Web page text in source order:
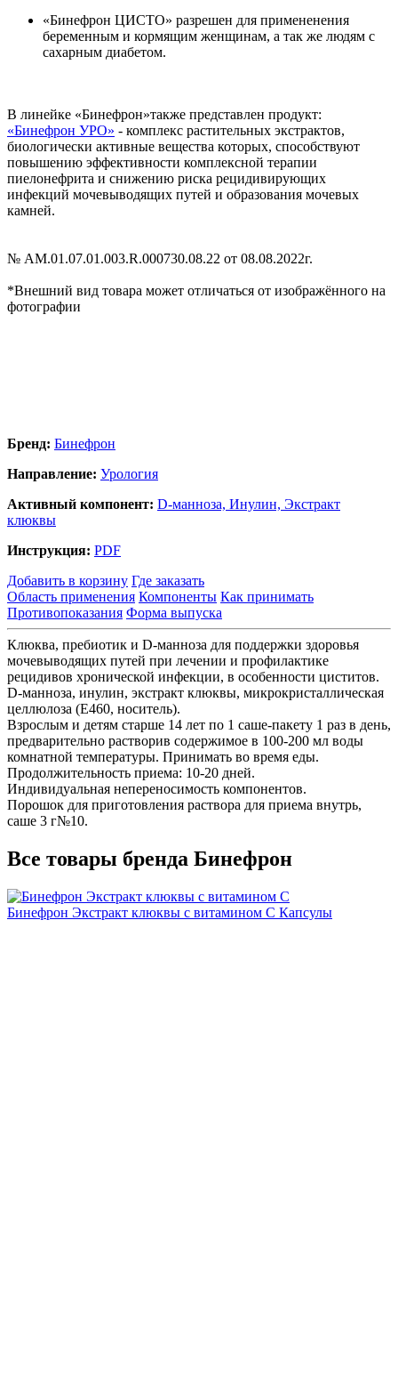
«Бинефрон ЦИСТО» разрешен для примененения
беременным и кормящим женщинам, а так же людям с
сахарным диабетом.
В линейке «Бинефрон»также представлен продукт:
«Бинефрон УРО» - комплекс растительных экстрактов,
биологически активные вещества которых, способствуют
повышению эффективности комплексной терапии
пиелонефрита и снижению риска рецидивирующих
инфекций мочевыводящих путей и образования мочевых
камней.
№ AM.01.07.01.003.R.000730.08.22 от 08.08.2022г.
*Внешний вид товара может отличаться от изображённого на
фотографии
Бренд: Бинефрон
Направление: Урология
Активный компонент: D-манноза, Инулин, Экстракт
клюквы
Инструкция: PDF
Добавить в корзину Где заказать
Область применения Компоненты Как принимать
Противопоказания Форма выпуска
Клюква, пребиотик и D-манноза для поддержки здоровья
мочевыводящих путей при лечении и профилактике
рецидивов хронической инфекции, в особенности циститов.
D-манноза, инулин, экстракт клюквы, микрокристаллическая
целлюлоза (Е460, носитель).
Взрослым и детям старше 14 лет по 1 саше-пакету 1 раз в день,
предварительно растворив содержимое в 100-200 мл воды
комнатной температуры. Принимать во время еды.
Продолжительность приема: 10-20 дней.
Индивидуальная непереносимость компонентов.
Порошок для приготовления раствора для приема внутрь,
саше 3 г№10.
Все товары бренда Бинефрон
Бинефрон Экстракт клюквы с витамином C Капсулы